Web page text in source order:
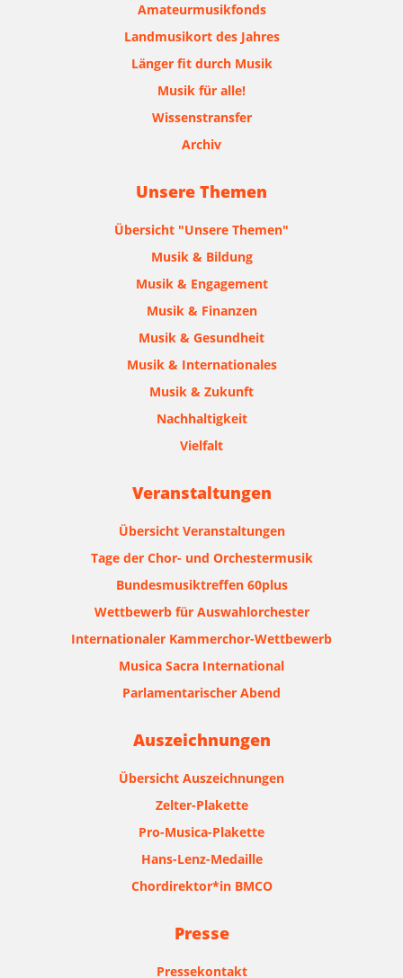
Amateurmusikfonds
Landmusikort des Jahres
Länger fit durch Musik
Musik für alle!
Wissenstransfer
Archiv
Unsere Themen
Übersicht "Unsere Themen"
Musik & Bildung
Musik & Engagement
Musik & Finanzen
Musik & Gesundheit
Musik & Internationales
Musik & Zukunft
Nachhaltigkeit
Vielfalt
Veranstaltungen
Übersicht Veranstaltungen
Tage der Chor- und Orchestermusik
Bundesmusiktreffen 60plus
Wettbewerb für Auswahlorchester
Internationaler Kammerchor-Wettbewerb
Musica Sacra International
Parlamentarischer Abend
Auszeichnungen
Übersicht Auszeichnungen
Zelter-Plakette
Pro-Musica-Plakette
Hans-Lenz-Medaille
Chordirektor*in BMCO
Presse
Pressekontakt